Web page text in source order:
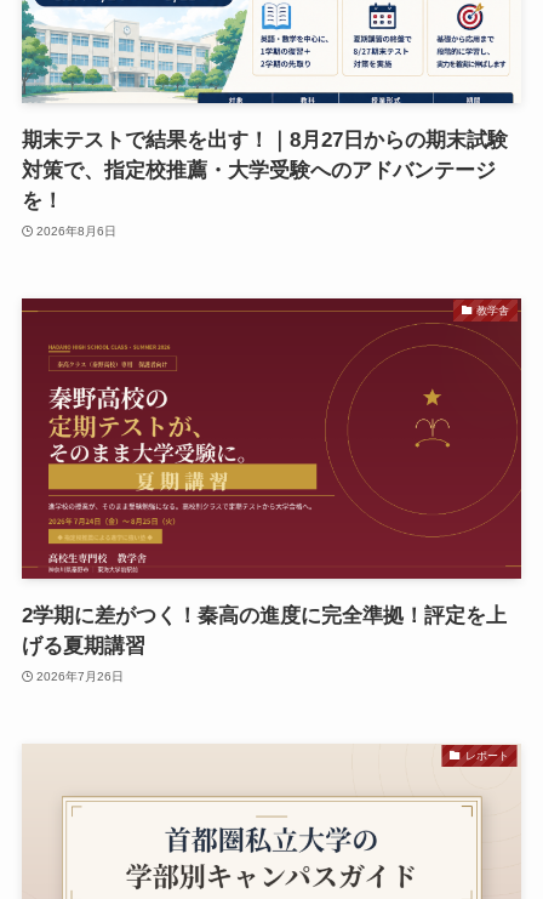
期末テストで結果を出す！｜8月27日からの期末試験
対策で、指定校推薦・大学受験へのアドバンテージ
を！
2026年8月6日
教学舎
2学期に差がつく！秦高の進度に完全準拠！評定を上
げる夏期講習
2026年7月26日
レポート